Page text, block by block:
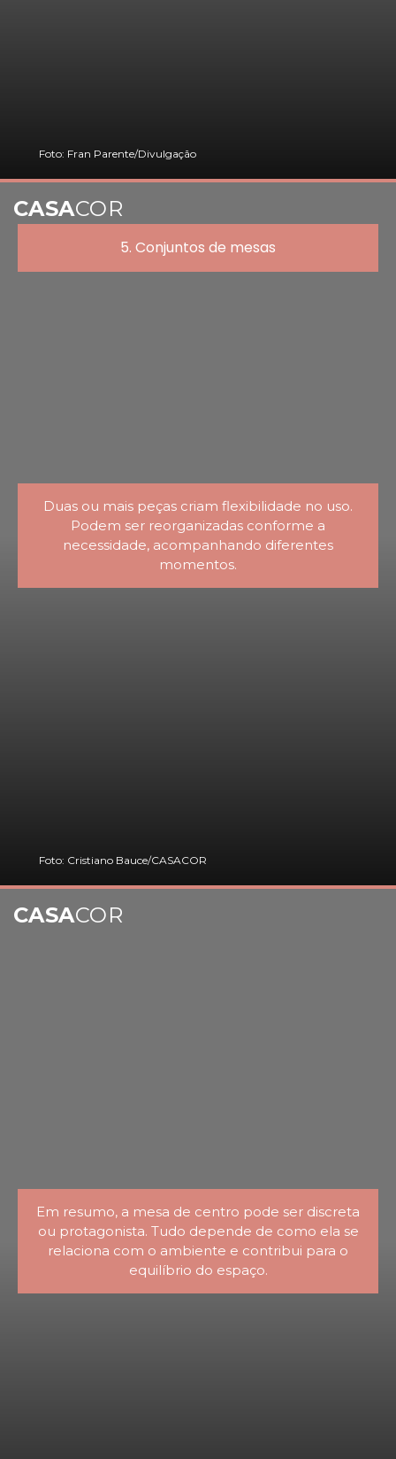
Foto: Fran Parente/Divulgação
Duas ou mais peças criam flexibilidade no uso.
Podem ser reorganizadas conforme a
necessidade, acompanhando diferentes
momentos.
5. Conjuntos de mesas
Foto: Cristiano Bauce/CASACOR
CASACOR
Em resumo, a mesa de centro pode ser discreta
ou protagonista. Tudo depende de como ela se
relaciona com o ambiente e contribui para o
equilíbrio do espaço.
CASACOR